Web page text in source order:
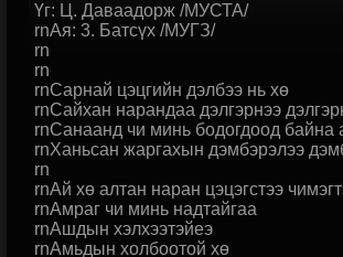
Үг: Ц. Даваадорж /МУСТА/
rnАя: 3. Батсүх /МУГЗ/
rn
rn
rnСарнай цэцгийн дэлбээ нь хө
rnСайхан нарандаа дэлгэрнээ
rnСанаанд чи минь бодогдоод байна
rnХаньсан жаргахын дэмбэрэлээ
rn
rnАй хө алтан наран цэцэгстээ
rnАмраг чи минь надтайгаа
rnАшдын хэлхээтэйеэ
rnАмьдын холбоотой хө